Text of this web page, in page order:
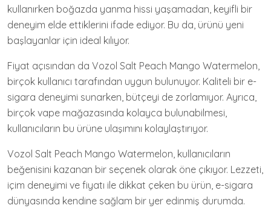
kullanırken boğazda yanma hissi yaşamadan, keyifli bir
deneyim elde ettiklerini ifade ediyor. Bu da, ürünü yeni
başlayanlar için ideal kılıyor.
Fiyat açısından da Vozol Salt Peach Mango Watermelon,
birçok kullanıcı tarafından uygun bulunuyor. Kaliteli bir e-
sigara deneyimi sunarken, bütçeyi de zorlamıyor. Ayrıca,
birçok vape mağazasında kolayca bulunabilmesi,
kullanıcıların bu ürüne ulaşımını kolaylaştırıyor.
Vozol Salt Peach Mango Watermelon, kullanıcıların
beğenisini kazanan bir seçenek olarak öne çıkıyor. Lezzeti,
içim deneyimi ve fiyatı ile dikkat çeken bu ürün, e-sigara
dünyasında kendine sağlam bir yer edinmiş durumda.